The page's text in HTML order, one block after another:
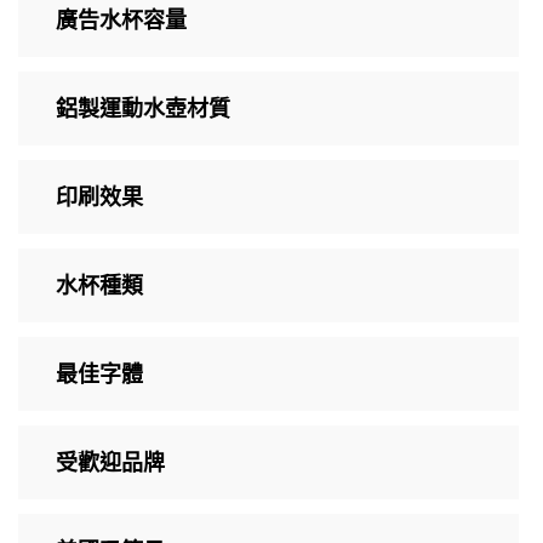
廣告水杯容量
鋁製運動水壺材質
印刷效果
水杯種類
最佳字體
受歡迎品牌